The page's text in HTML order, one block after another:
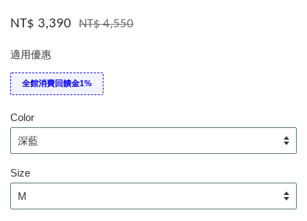
NT$ 3,390 NT$ 4,550
適用優惠
全館消費回饋金1%
Color
Size